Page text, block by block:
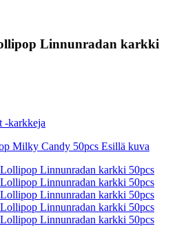
Linnunradan karkki
-karkkeja